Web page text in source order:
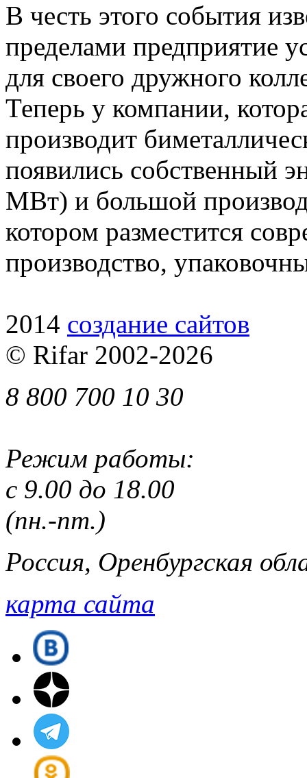
В честь этого события
пределами предприятие
для своего дружного
Теперь у компании,
производит
появились собственный
МВт) и большой
котором разместится
производство,
2014 cоздание сайтов
© Rifar 2002-2026
8 800 700 10 30
Режим работы:
с 9.00 до 18.00
(пн.-пт.)
Россия, Оренбургская
карта сайта